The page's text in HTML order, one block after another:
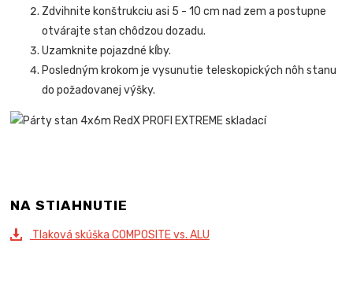
Zdvihnite konštrukciu asi 5 - 10 cm nad zem a postupne
otvárajte stan chôdzou dozadu.
Uzamknite pojazdné kĺby.
Posledným krokom je vysunutie teleskopických nôh stanu
do požadovanej výšky.
NA STIAHNUTIE
Tlaková skúška COMPOSITE vs. ALU